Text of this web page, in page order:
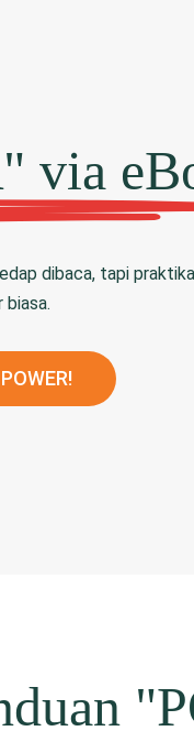
via
dibaca, tapi
biasa.